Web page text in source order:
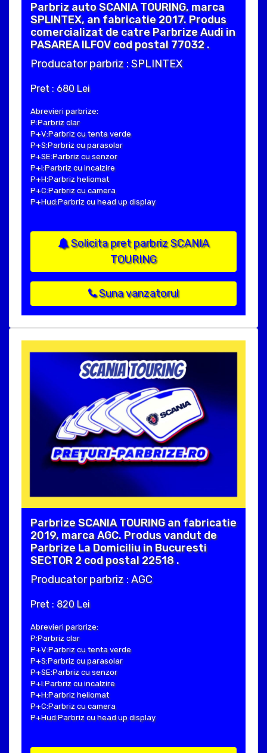
Parbriz auto SCANIA TOURING, marca
SPLINTEX, an fabricatie 2017. Produs
comercializat de catre Parbrize Audi in
PASAREA ILFOV cod postal 77032 .
Producator parbriz : SPLINTEX
Pret : 680 Lei
Abrevieri parbrize:
P:Parbriz clar
P+V:Parbriz cu tenta verde
P+S:Parbriz cu parasolar
P+SE:Parbriz cu senzor
P+I:Parbriz cu incalzire
P+H:Parbriz heliomat
P+C:Parbriz cu camera
P+Hud:Parbriz cu head up display
Solicita pret parbriz SCANIA
TOURING
Suna vanzatorul
Parbrize SCANIA TOURING an fabricatie
2019, marca AGC. Produs vandut de
Parbrize La Domiciliu in Bucuresti
SECTOR 2 cod postal 22518 .
Producator parbriz : AGC
Pret : 820 Lei
Abrevieri parbrize:
P:Parbriz clar
P+V:Parbriz cu tenta verde
P+S:Parbriz cu parasolar
P+SE:Parbriz cu senzor
P+I:Parbriz cu incalzire
P+H:Parbriz heliomat
P+C:Parbriz cu camera
P+Hud:Parbriz cu head up display